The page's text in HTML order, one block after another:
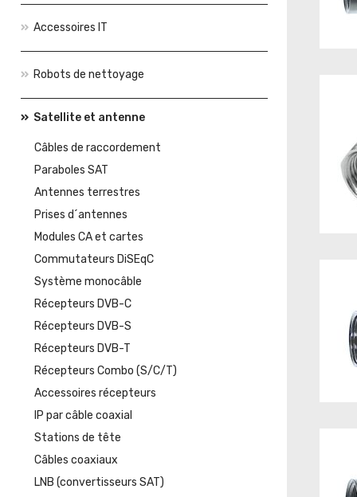
Accessoires IT
Robots de nettoyage
Satellite et antenne
Câbles de raccordement
Paraboles SAT
Antennes terrestres
Prises d´antennes
Modules CA et cartes
Commutateurs DiSEqC
Système monocâble
Récepteurs DVB-C
Récepteurs DVB-S
Récepteurs DVB-T
Récepteurs Combo (S/C/T)
Accessoires récepteurs
IP par câble coaxial
Stations de tête
Câbles coaxiaux
LNB (convertisseurs SAT)